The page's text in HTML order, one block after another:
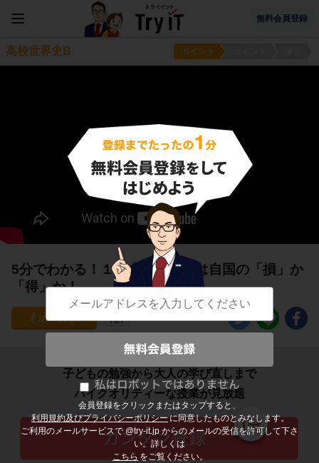
無料会員登録
会員登録をクリックまたはタップすると、
利用規約及びプライバシーポリシーに同意したものとみなします。
ご利用のメールサービスで @try-it.jp からのメールの受信を許可して下さ
い。詳しくは
こちら をご覧ください。
高校世界史B ポイント
5分でわかる！１番大事なことは自国の「損」か
「得」か！
157
子どもの勉強から大人の学び直しまで
ハイクオリティーな授業が見放題